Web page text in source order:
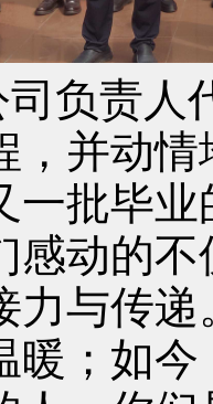
负责人
，并动
一批毕
感动的
力与传
暖；如